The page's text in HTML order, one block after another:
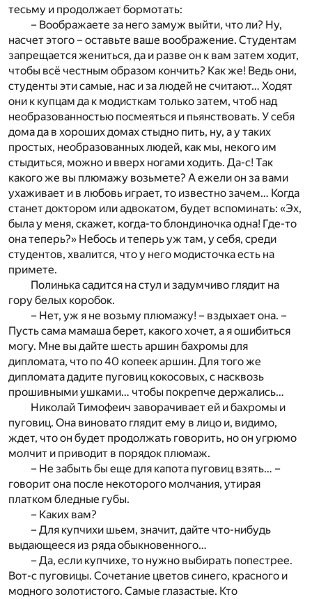
тесьму и продолжает бормотать:
– Воображаете за него замуж выйти, что ли? Ну,
насчет этого – оставьте ваше воображение. Студентам
запрещается жениться, да и разве он к вам затем ходит,
чтобы всё честным образом кончить? Как же! Ведь они,
студенты эти самые, нас и за людей не считают… Ходят
они к купцам да к модисткам только затем, чтоб над
необразованностью посмеяться и пьянствовать. У себя
дома да в хороших домах стыдно пить, ну, а у таких
простых, необразованных людей, как мы, некого им
стыдиться, можно и вверх ногами ходить. Да-с! Так
какого же вы плюмажу возьмете? А ежели он за вами
ухаживает и в любовь играет, то известно зачем… Когда
станет доктором или адвокатом, будет вспоминать: «Эх,
была у меня, скажет, когда-то блондиночка одна! Где-то
она теперь?» Небось и теперь уж там, у себя, среди
студентов, хвалится, что у него модисточка есть на
примете.
Полинька садится на стул и задумчиво глядит на
гору белых коробок.
– Нет, уж я не возьму плюмажу! – вздыхает она. –
Пусть сама мамаша берет, какого хочет, а я ошибиться
могу. Мне вы дайте шесть аршин бахромы для
дипломата, что по 40 копеек аршин. Для того же
дипломата дадите пуговиц кокосовых, с насквозь
прошивными ушками… чтобы покрепче держались…
Николай Тимофеич заворачивает ей и бахромы и
пуговиц. Она виновато глядит ему в лицо и, видимо,
ждет, что он будет продолжать говорить, но он угрюмо
молчит и приводит в порядок плюмаж.
– Не забыть бы еще для капота пуговиц взять… –
говорит она после некоторого молчания, утирая
платком бледные губы.
– Каких вам?
– Для купчихи шьем, значит, дайте что-нибудь
выдающееся из ряда обыкновенного…
– Да, если купчихе, то нужно выбирать попестрее.
Вот-с пуговицы. Сочетание цветов синего, красного и
модного золотистого. Самые глазастые. Кто